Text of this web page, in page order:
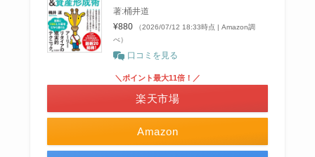
著:桶井道
¥880
（2026/07/12 18:33時点 | Amazon調
べ）
口コミを見る
Amazon
＼ポイント最大11倍！／
楽天市場